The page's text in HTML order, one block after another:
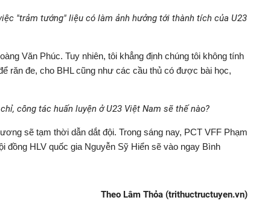
"trảm tướng" liệu có làm ảnh hưởng tới thành tích của U23
Văn Phúc. Tuy nhiên, tôi khẳng định chúng tôi không tính
răn đe, cho BHL cũng như các cầu thủ có được bài học,
công tác huấn luyện ở U23 Việt Nam sẽ thế nào?
sẽ tạm thời dẫn dắt đội. Trong sáng nay, PCT VFF Phạm
đồng HLV quốc gia Nguyễn Sỹ Hiển sẽ vào ngay Bình
Theo Lâm Thỏa (trithuctructuyen.vn)